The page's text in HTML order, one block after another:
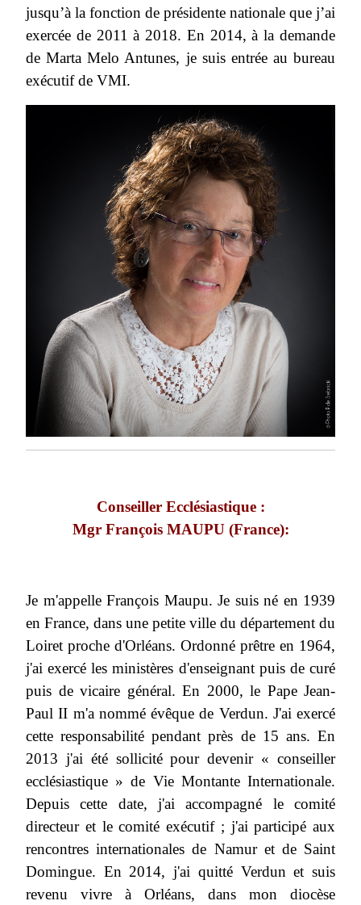
jusqu’à la fonction de présidente nationale que j’ai
exercée de 2011 à 2018. En 2014, à la demande
de Marta Melo Antunes, je suis entrée au bureau
exécutif de VMI.
Conseiller Ecclésiastique :
Mgr François MAUPU (France):
Je m'appelle François Maupu. Je suis né en 1939
en France, dans une petite ville du département du
Loiret proche d'Orléans. Ordonné prêtre en 1964,
j'ai exercé les ministères d'enseignant puis de curé
puis de vicaire général. En 2000, le Pape Jean-
Paul II m'a nommé évêque de Verdun. J'ai exercé
cette responsabilité pendant près de 15 ans. En
2013 j'ai été sollicité pour devenir « conseiller
ecclésiastique » de Vie Montante Internationale.
Depuis cette date, j'ai accompagné le comité
directeur et le comité exécutif ; j'ai participé aux
rencontres internationales de Namur et de Saint
Domingue. En 2014, j'ai quitté Verdun et suis
revenu vivre à Orléans, dans mon diocèse